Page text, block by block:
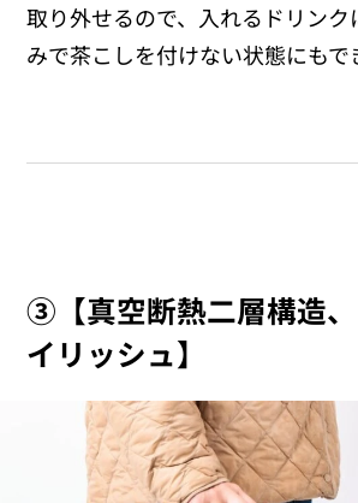
取り外せるので、入れるドリンク
みで茶こしを付けない状態にもで
③【真空断熱二層構造
イリッシュ】